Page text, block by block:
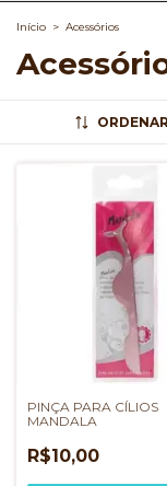
Início > Acessórios
ORDENAR
PINÇA PARA CÍLIOS
MANDALA
R$10,00